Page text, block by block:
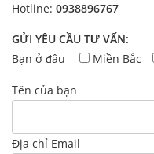
Hotline: 0938896767
GỬI YÊU CẦU TƯ VẤN:
Bạn ở đâu
Miền Bắc
Tên của bạn
Địa chỉ Email